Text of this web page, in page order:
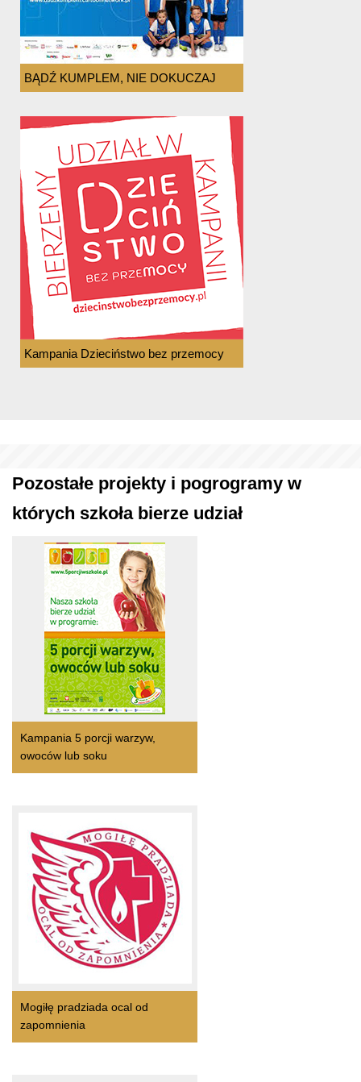
BĄDŹ KUMPLEM, NIE DOKUCZAJ
Kampania Dzieciństwo bez przemocy
Pozostałe projekty i pogrogramy w
których szkoła bierze udział
Kampania 5 porcji warzyw,
owoców lub soku
Mogiłę pradziada ocal od
zapomnienia